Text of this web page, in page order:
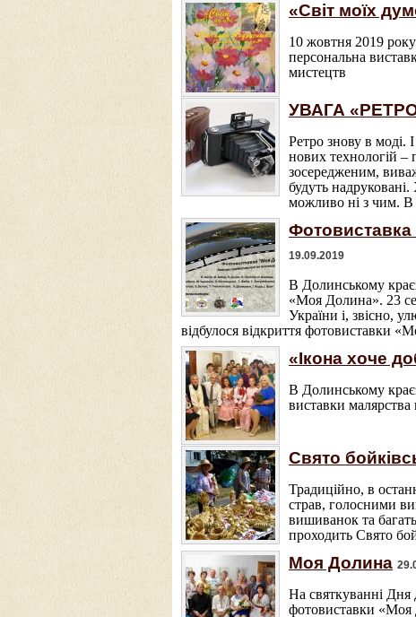
«Світ моїх
10 жовтня 2019
персональна
мистецтв
УВАГА
Ретро знову в моді.
нових технологій –
зосередженим,
будуть
можливо ні з чим.
19.09.2019
В Долинському
«Моя Долина». 23
України і, звісно,
відбулося відкриття фотовиставки
«Ікона хоче
В Долинському
виставки малярства
Свято
Традиційно, в
страв, голосними
вишиванок та
проходить Свято
Моя Долина
На святкуванні Дня
фотовиставки «Моя